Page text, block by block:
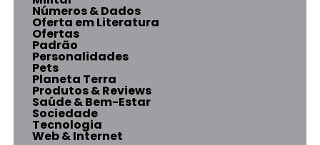
Números & Dados
Oferta em Literatura
Ofertas
Padrão
Personalidades
Pets
Planeta Terra
Produtos & Reviews
Saúde & Bem-Estar
Sociedade
Tecnologia
Web & Internet